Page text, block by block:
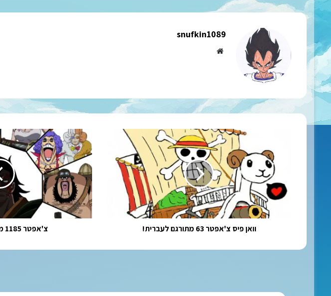
snufkin1089
צ'אפטר
מתורגם
לעברית!
וואן פיס צ'אפטר 63 מתורגם לעברית!
צ'אפטר
1185
מתורגם
לעברית!
צ'אפטר 1185 מתורגם לעברית!